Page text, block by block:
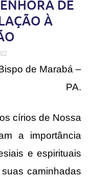
DE
À
.
de Marabá –
PA.
de Nossa
a importância
e espirituais
caminhadas